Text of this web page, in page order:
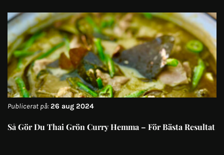
Publicerat på:26 aug 2024
Så Gör Du Thai Grön Curry Hemma – För Bästa Resultat